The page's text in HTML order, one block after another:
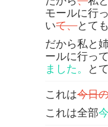
モールに行
いて、とて
だから私と
ールに行っ
ました。
と
これは今日
これは全部